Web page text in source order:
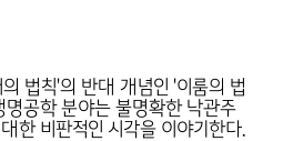
법칙'의 반대 개념인 '이룸의 법
명공학 분야는 불명확한 낙관주
한 비판적인 시각을 이야기한다.